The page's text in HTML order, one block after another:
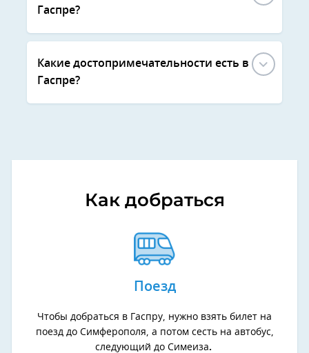
Гаспре?
Какие достопримечательности есть в
Гаспре?
Как добраться
Поезд
Чтобы добраться в Гаспру, нужно взять билет на
поезд до Симферополя, а потом сесть на автобус,
следующий до Симеиза.